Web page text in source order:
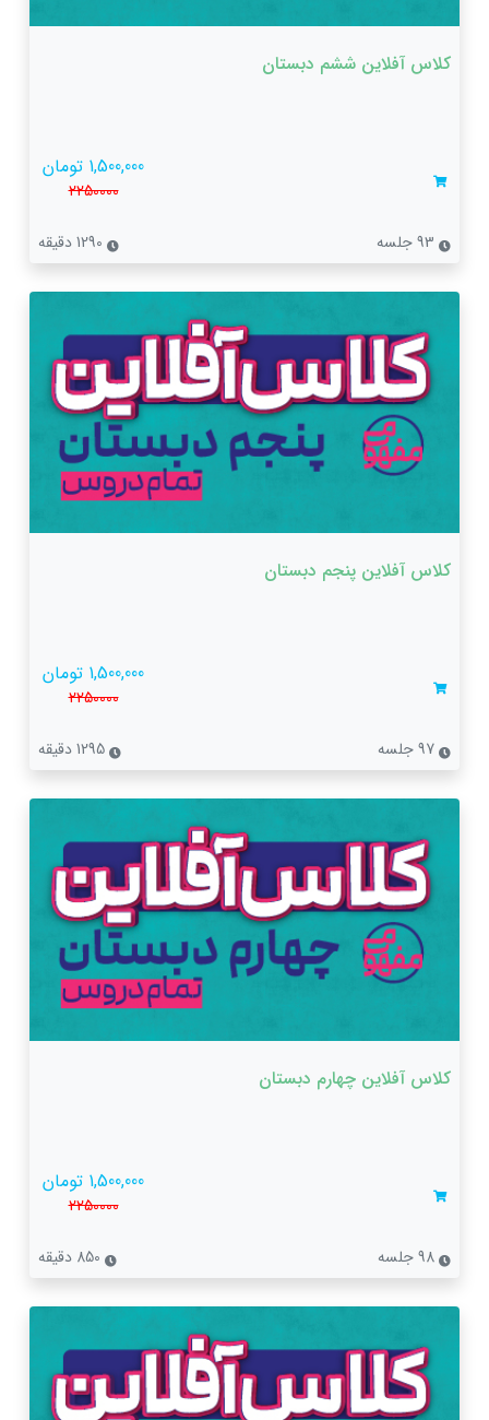
کلاس آفلاین ششم دبستان
1,500,000 تومان
2250000
کلاس آفلاین پنجم دبستان
1,500,000 تومان
2250000
کلاس آفلاین چهارم دبستان
1,500,000 تومان
2250000